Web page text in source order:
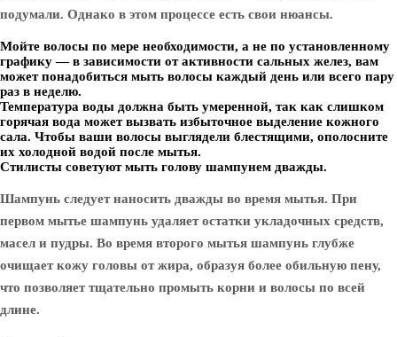
подумали. Однако в этом процессе есть свои нюансы.
Мойте волосы по мере необходимости, а не по установленному
графику — в зависимости от активности сальных желез, вам
может понадобиться мыть волосы каждый день или всего пару
раз в неделю.
Температура воды должна быть умеренной, так как слишком
горячая вода может вызвать избыточное выделение кожного
сала. Чтобы ваши волосы выглядели блестящими, ополосните
их холодной водой после мытья.
Стилисты советуют мыть голову шампунем дважды.
Шампунь следует наносить дважды во время мытья. При
первом мытье шампунь удаляет остатки укладочных средств,
масел и пудры. Во время второго мытья шампунь глубже
очищает кожу головы от жира, образуя более обильную пену,
что позволяет тщательно промыть корни и волосы по всей
длине.